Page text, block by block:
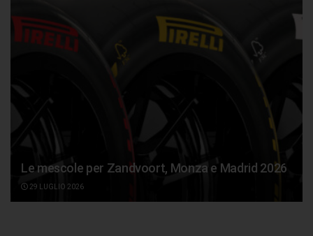
Le mescole per Zandvoort, Monza e Madrid 2026
29 LUGLIO 2026